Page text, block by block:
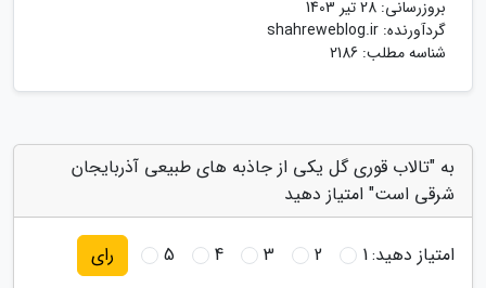
بروزرسانی: 28 تیر 1403
گردآورنده: shahreweblog.ir
شناسه مطلب: 2186
به "تالاب قوری گل یکی از جاذبه های طبیعی آذربایجان
شرقی است" امتیاز دهید
امتیاز دهید:1
2
3
4
5 رای